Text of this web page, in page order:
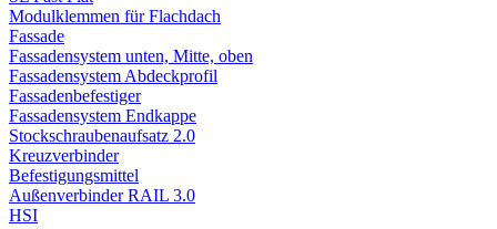
Modulklemmen für Flachdach
Fassade
Fassadensystem unten, Mitte, oben
Fassadensystem Abdeckprofil
Fassadenbefestiger
Fassadensystem Endkappe
Stockschrauben­aufsatz 2.0
Kreuzverbinder
Befestigungsmittel
Außenverbinder RAIL 3.0
HSI